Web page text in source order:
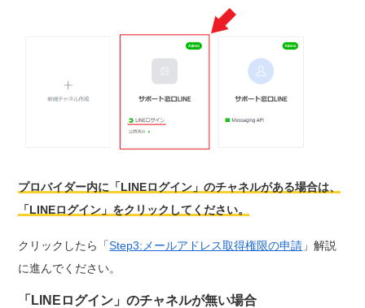
プロバイダー内に「LINEログイン」のチャネルがある場合は、
「LINEログイン」をクリックしてください。
クリックしたら「Step3:メールアドレス取得権限の申請 」解説
に進んでください。
「LINEログイン」のチャネルが無い場合